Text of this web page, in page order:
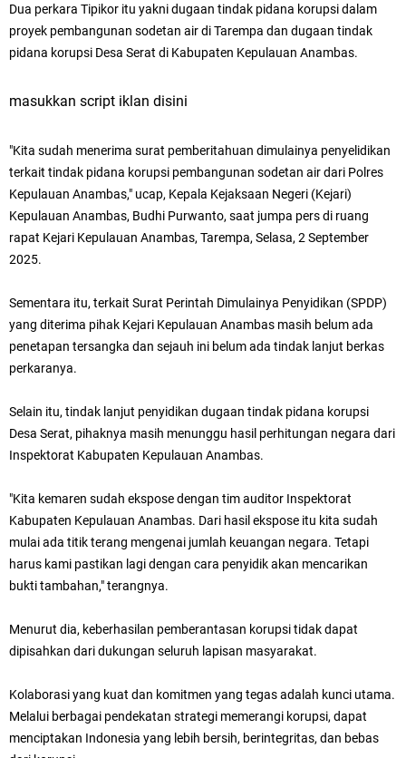
Dua perkara Tipikor itu yaknidugaan tindak pidana korupsi dalam
proyek pembangunan sodetan air di Tarempa dan dugaan tindak
pidana korupsi Desa Serat di Kabupaten Kepulauan Anambas.
masukkan script iklan disini
"Kita sudah menerima surat pemberitahuan dimulainya penyelidikan
terkait tindak pidana korupsi pembangunan sodetan air dari Polres
Kepulauan Anambas," ucap, Kepala Kejaksaan Negeri (Kejari)
Kepulauan Anambas, Budhi Purwanto, saat jumpa pers di ruang
rapat Kejari Kepulauan Anambas, Tarempa, Selasa, 2 September
2025.
Sementara itu, terkait Surat Perintah Dimulainya Penyidikan (SPDP)
yang diterima pihak Kejari Kepulauan Anambas masih belum ada
penetapan tersangka dan sejauh ini belum ada tindak lanjut berkas
perkaranya.
Selain itu, tindak lanjut penyidikan dugaan tindak pidana korupsi
Desa Serat, pihaknya masih menunggu hasil perhitungan negara dari
Inspektorat Kabupaten Kepulauan Anambas.
"Kita kemaren sudah ekspose dengan tim auditor Inspektorat
Kabupaten Kepulauan Anambas. Dari hasil ekspose itu kita sudah
mulai ada titik terang mengenai jumlah keuangan negara. Tetapi
harus kami pastikan lagi dengan cara penyidik akan mencarikan
bukti tambahan," terangnya.
Menurut dia, keberhasilan pemberantasan korupsi tidak dapat
dipisahkan dari dukungan seluruh lapisan masyarakat.
Kolaborasi yang kuat dan komitmen yang tegas adalah kunci utama.
Melalui berbagai pendekatan strategi memerangi korupsi, dapat
menciptakan Indonesia yang lebih bersih, berintegritas, dan bebas